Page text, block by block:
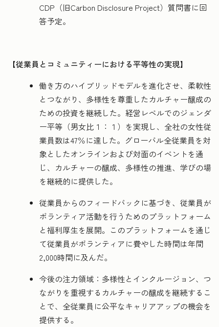
CDP（旧Carbon Disclosure Project）質問書に回
答予定。
【従業員とコミュニティーにおける平等性の実現】
働き方のハイブリッドモデルを進化させ、柔軟性
とつながり、多様性を尊重したカルチャー醸成の
ための投資を継続した。経営レベルでのジェンダ
ー平等（男女比１：１）を実現し、全社の女性従
業員数は47％に達した。グローバル全従業員を対
象としたオンラインおよび対面のイベントを通
じ、カルチャーの醸成、多様性の推進、学びの場
を継続的に提供した。
従業員からのフィードバックに基づき、従業員が
ボランティア活動を行うためのプラットフォーム
と福利厚生を展開。このプラットフォームを通じ
て従業員がボランティアに費やした時間は年間
2,000時間に及んだ。
今後の注力領域：多様性とインクルージョン、つ
ながりを重視するカルチャーの醸成を継続するこ
とで、全従業員に公平なキャリアアップの機会を
提供する。